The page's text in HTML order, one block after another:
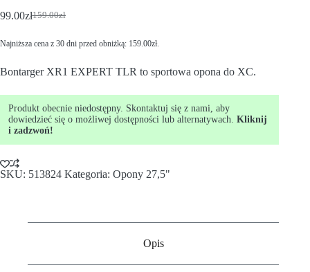
159.00zł
99.00zł
Najniższa cena z 30 dni przed obniżką: 159.00zł.
Bontarger XR1 EXPERT TLR to sportowa opona do XC.
Produkt obecnie niedostępny. Skontaktuj się z nami, aby
dowiedzieć się o możliwej dostępności lub alternatywach. Kliknij
i zadzwoń!
SKU: 513824 Kategoria: Opony 27,5"
Opis